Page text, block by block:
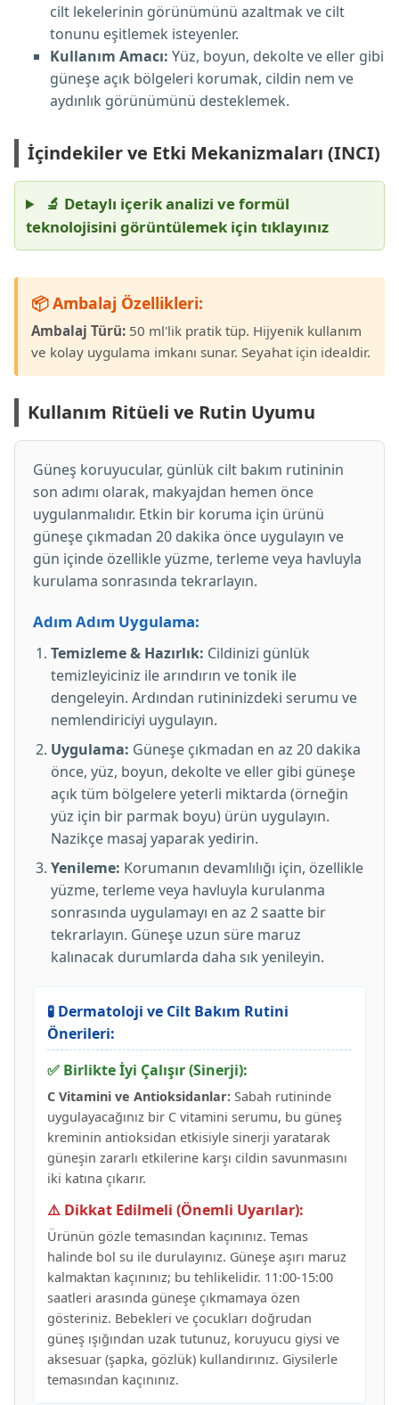
cilt lekelerinin görünümünü azaltmak ve cilt
tonunu eşitlemek isteyenler.
Kullanım Amacı: Yüz, boyun, dekolte ve eller gibi
güneşe açık bölgeleri korumak, cildin nem ve
aydınlık görünümünü desteklemek.
İçindekiler ve Etki Mekanizmaları (INCI)
🔬 Detaylı içerik analizi ve formül
teknolojisini görüntülemek için tıklayınız
📦 Ambalaj Özellikleri:
Ambalaj Türü: 50 ml'lik pratik tüp. Hijyenik kullanım
ve kolay uygulama imkanı sunar. Seyahat için idealdir.
Kullanım Ritüeli ve Rutin Uyumu
Güneş koruyucular, günlük cilt bakım rutininin
son adımı olarak, makyajdan hemen önce
uygulanmalıdır. Etkin bir koruma için ürünü
güneşe çıkmadan 20 dakika önce uygulayın ve
gün içinde özellikle yüzme, terleme veya havluyla
kurulama sonrasında tekrarlayın.
Adım Adım Uygulama:
Temizleme & Hazırlık: Cildinizi günlük
temizleyiciniz ile arındırın ve tonik ile
dengeleyin. Ardından rutininizdeki serumu ve
nemlendiriciyi uygulayın.
Uygulama: Güneşe çıkmadan en az 20 dakika
önce, yüz, boyun, dekolte ve eller gibi güneşe
açık tüm bölgelere yeterli miktarda (örneğin
yüz için bir parmak boyu) ürün uygulayın.
Nazikçe masaj yaparak yedirin.
Yenileme: Korumanın devamlılığı için, özellikle
yüzme, terleme veya havluyla kurulanma
sonrasında uygulamayı en az 2 saatte bir
tekrarlayın. Güneşe uzun süre maruz
kalınacak durumlarda daha sık yenileyin.
🧪 Dermatoloji ve Cilt Bakım Rutini
Önerileri:
✅ Birlikte İyi Çalışır (Sinerji):
C Vitamini ve Antioksidanlar: Sabah rutininde
uygulayacağınız bir C vitamini serumu, bu güneş
kreminin antioksidan etkisiyle sinerji yaratarak
güneşin zararlı etkilerine karşı cildin savunmasını
iki katına çıkarır.
⚠️ Dikkat Edilmeli (Önemli Uyarılar):
Ürünün gözle temasından kaçınınız. Temas
halinde bol su ile durulayınız. Güneşe aşırı maruz
kalmaktan kaçınınız; bu tehlikelidir. 11:00-15:00
saatleri arasında güneşe çıkmamaya özen
gösteriniz. Bebekleri ve çocukları doğrudan
güneş ışığından uzak tutunuz, koruyucu giysi ve
aksesuar (şapka, gözlük) kullandırınız. Giysilerle
temasından kaçınınız.